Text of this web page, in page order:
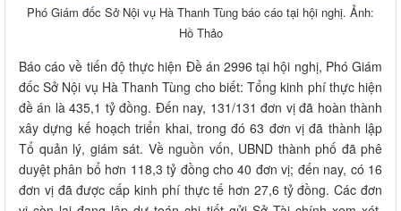
Phó Giám đốc Sở Nội vụ Hà Thanh Tùng báo cáo tại hội nghị. Ảnh:
Hồ Thảo
Báo cáo về tiến độ thực hiện Đề án 2996 tại hội nghị, Phó Giám
đốc Sở Nội vụ Hà Thanh Tùng cho biết: Tổng kinh phí thực hiện
đề án là 435,1 tỷ đồng. Đến nay, 131/131 đơn vị đã hoàn thành
xây dựng kế hoạch triển khai, trong đó 63 đơn vị đã thành lập
Tổ quản lý, giám sát. Về nguồn vốn, UBND thành phố đã phê
duyệt phân bổ hơn 118,3 tỷ đồng cho 40 đơn vị; đến nay, có 16
đơn vị đã được cấp kinh phí thực tế hơn 27,6 tỷ đồng. Các đơn